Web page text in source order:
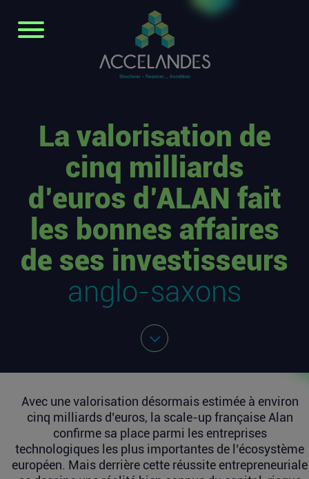
La valorisation de
cinq milliards
d’euros d’ALAN fait
les bonnes affaires
de ses investisseurs
anglo-saxons
Avec une valorisation désormais estimée à environ
cinq milliards d’euros, la scale-up française Alan
confirme sa place parmi les entreprises
technologiques les plus importantes de l’écosystème
européen. Mais derrière cette réussite entrepreneuriale